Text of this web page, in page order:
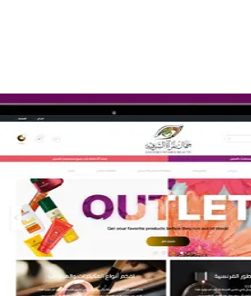
جمال المرأة الشرقية
التفاصيل